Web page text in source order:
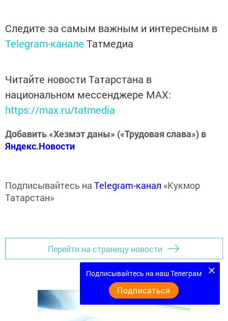
Следите за самым важным и интересным в
Telegram-канале Татмедиа
Читайте новости Татарстана в
национальном мессенджере MАХ:
https://max.ru/tatmedia
Добавить «Хезмэт даны» («Трудовая слава») в
Яндекс.Новости
Подписывайтесь на Telegram-канал «Кукмор
Татарстан»
Перейти на страницу новости
Подписывайтесь на наш Телеграм
Подписаться